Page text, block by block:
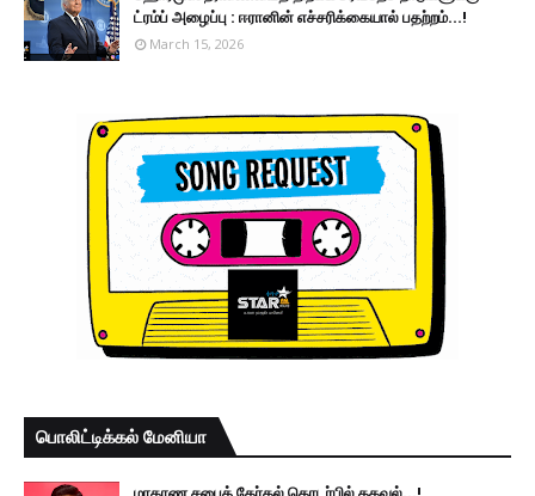
ட்ரம்ப் அழைப்பு : ஈரானின் எச்சரிக்கையால் பதற்றம்...!
March 15, 2026
பொலிட்டிக்கல் மேனியா